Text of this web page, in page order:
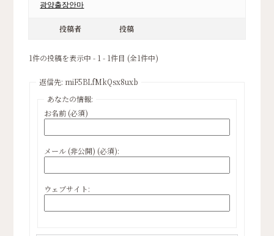
광양출장안마
投稿者 投稿
1件の投稿を表示中 - 1 - 1件目 (全1件中)
返信先: miF5BLfMkQsx8uxb
あなたの情報:
お名前 (必須)
メール (非公開) (必須):
ウェブサイト: